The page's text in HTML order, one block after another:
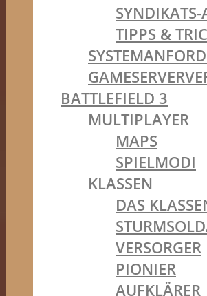
SYNDIKATS-
TIPPS &
BATTLEFIELD 3
MULTIPLAYER
MAPS
SPIELMODI
KLASSEN
DAS
VERSORGER
PIONIER
AUFKLÄRER